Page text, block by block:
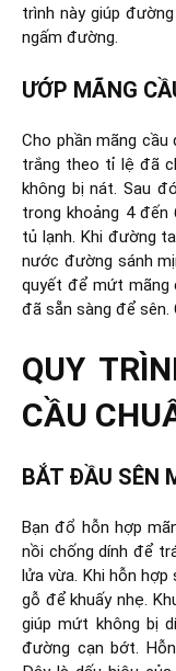
trình này giúp
ngấm đường.
ƯỚP MÃNG
Cho phần mãng
trắng theo tỉ lệ đã
không bị nát. Sau
trong khoảng 4
tủ lạnh. Khi đường
nước đường sánh
quyết để mứt mãng
đã sẵn sàng để sên.
QUY
CẦU
BẮT ĐẦU SÊN
Bạn đổ hỗn hợp
nồi chống dính để
lửa vừa. Khi hỗn hợp
gỗ để khuấy nhẹ.
giúp mứt không bị
đường cạn bớt.